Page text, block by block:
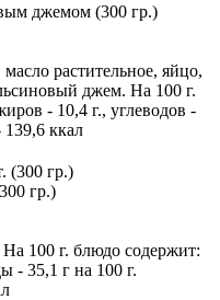
джемом (300 гр.)
растительное, яйцо,
джем. На 100 г.
- 10,4 г., углеводов -
139,6 ккал
гр.)
100 г. блюдо содержит:
- 35,1 г на 100 г.